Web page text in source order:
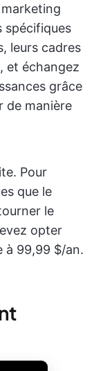
spécifiques
leurs cadres
et échangez
grâce
de manière
Pour
que le
le
opter
à 99,99 $/an.